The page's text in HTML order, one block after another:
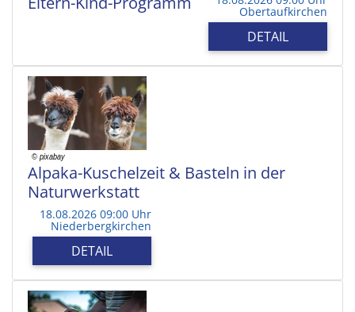
Obertaufkirchen
DETAIL
Alpaka-Kuschelzeit & Basteln in der
Naturwerkstatt
18.08.2026 09:00 Uhr
Niederbergkirchen
DETAIL